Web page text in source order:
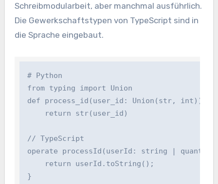
Schreibmodularbeit, aber manchmal ausführlich.
Die Gewerkschaftstypen von TypeScript sind in
die Sprache eingebaut.
# Python
from typing import Union
def process_id(user_id: Union(str, int)) -
    return str(user_id)
// TypeScript
operate processId(userId: string |
    return userId.toString();
}